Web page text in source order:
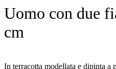
Uomo con due
cm
In terracotta modellata e dipinta a